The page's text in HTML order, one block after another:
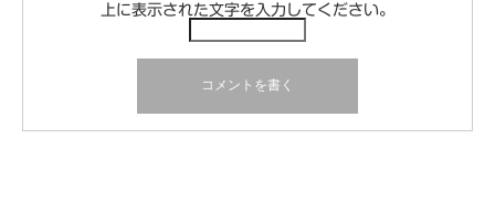
上に表示された文字を入力してください。